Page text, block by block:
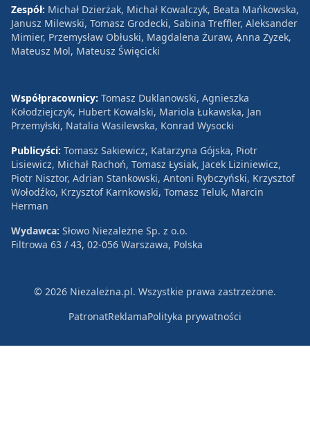
Zespół: Michał Dzierżak, Michał Kowalczyk, Beata Mańkowska,
Janusz Milewski, Tomasz Grodecki, Sabina Treffler, Aleksander
Mimier, Przemysław Obłuski, Magdalena Żuraw, Anna Zyzek,
Mateusz Mol, Mateusz Święcicki
Współpracownicy: Tomasz Duklanowski, Agnieszka
Kołodziejczyk, Hubert Kowalski, Mariola Łukawska, Jan
Przemyłski, Natalia Wasilewska, Konrad Wysocki
Publicyści: Tomasz Sakiewicz, Katarzyna Gójska, Piotr
Lisiewicz, Michał Rachoń, Tomasz Łysiak, Jacek Liziniewicz,
Piotr Nisztor, Adrian Stankowski, Antoni Rybczyński, Krzysztof
Wołodźko, Krzysztof Karnkowski, Tomasz Teluk, Marcin
Herman
Wydawca: Słowo Niezależne Sp. z o.o.
Filtrowa 63 / 43, 02-056 Warszawa, Polska
© 2026 Niezależna.pl. Wszystkie prawa zastrzeżone.
PatronatReklamaPolityka prywatności